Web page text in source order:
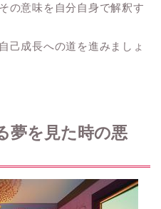
の意味を自分自身で解釈す
己成長への道を進みましょ
夢を見た時の悪